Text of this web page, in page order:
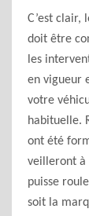
C’est clair,
doit être
les
en vigueur
votre
habituelle.
ont été
veilleront à
puisse
soit la